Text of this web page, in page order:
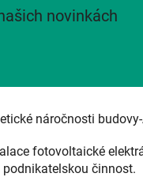
novinkách
náročnosti
fotovoltaické
podnikatelskou činnost.